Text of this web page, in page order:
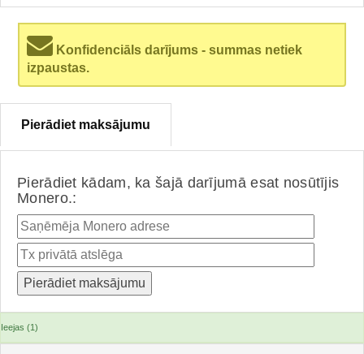
Konfidenciāls darījums - summas netiek
izpaustas.
Pierādiet maksājumu
Pierādiet kādam, ka šajā darījumā esat nosūtījis
Monero.:
Ieejas (1)